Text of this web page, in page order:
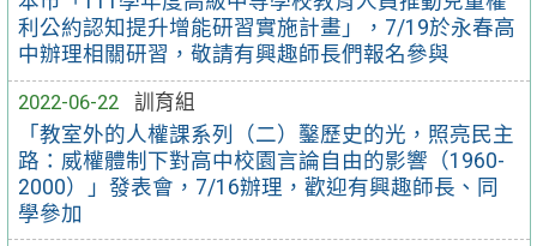
利公約認知提升增能研習實施計畫」，7/19於永春高
中辦理相關研習，敬請有興趣師長們報名參與
2022-06-22
訓育組
「教室外的人權課系列（二）鑿歷史的光，照亮民主
路：威權體制下對高中校園言論自由的影響（1960-
2000）」發表會，7/16辦理，歡迎有興趣師長、同
學參加